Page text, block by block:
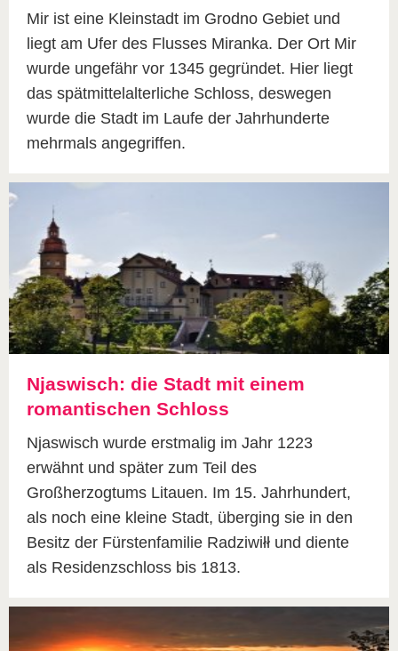
Mir ist eine Kleinstadt im Grodno Gebiet und
liegt am Ufer des Flusses Miranka. Der Ort Mir
wurde ungefähr vor 1345 gegründet. Hier liegt
das spätmittelalterliche Schloss, deswegen
wurde die Stadt im Laufe der Jahrhunderte
mehrmals angegriffen.
Njaswisch: die Stadt mit einem
romantischen Schloss
Njaswisch wurde erstmalig im Jahr 1223
erwähnt und später zum Teil des
Großherzogtums Litauen. Im 15. Jahrhundert,
als noch eine kleine Stadt, überging sie in den
Besitz der Fürstenfamilie Radziwiłł und diente
als Residenzschloss bis 1813.